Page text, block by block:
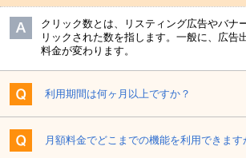
クリック数とは、リスティング広告やバナ
リックされた数を指します。一般に、広告
料金が変わります。
利用期間は何ヶ月以上ですか？
月額料金でどこまでの機能を利用できます